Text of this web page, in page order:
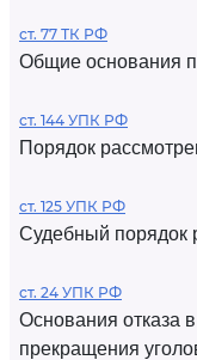
ст. 77 ТК РФ
Общие основания
ст. 144 УПК РФ
Порядок
ст. 125 УПК РФ
Судебный порядок
ст. 24 УПК РФ
Основания отказа
прекращения